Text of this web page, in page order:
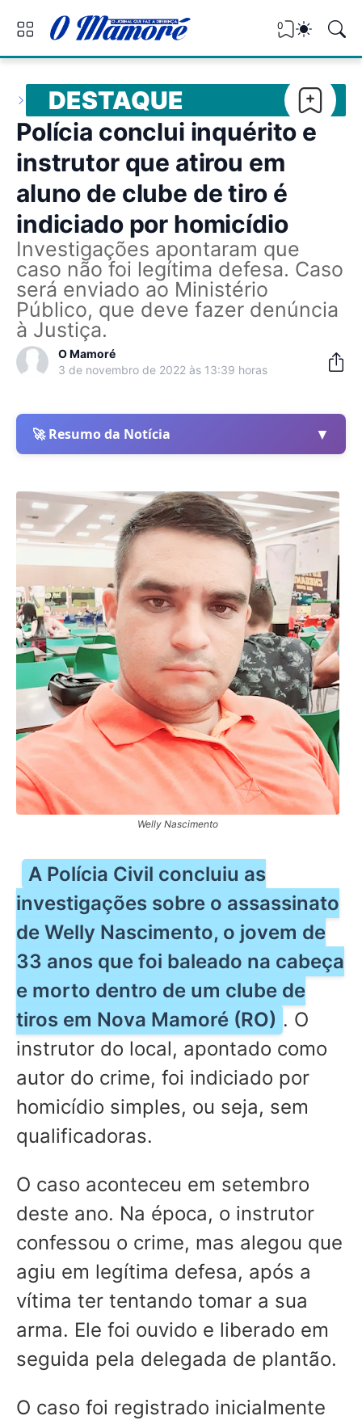
0
DESTAQUE
Polícia conclui inquérito e
instrutor que atirou em
aluno de clube de tiro é
indiciado por homicídio
Investigações apontaram que
caso não foi legítima defesa. Caso
será enviado ao Ministério
Público, que deve fazer denúncia
à Justiça.
O Mamoré
3 de novembro de 2022 às 13:39 horas
🚀 Resumo da Notícia ▼
Welly Nascimento
A Polícia Civil concluiu as
investigações sobre o assassinato
de Welly Nascimento, o jovem de
33 anos que foi baleado na cabeça
e morto dentro de um clube de
tiros em Nova Mamoré (RO) . O
instrutor do local, apontado como
autor do crime, foi indiciado por
homicídio simples, ou seja, sem
qualificadoras.
O caso aconteceu em setembro
deste ano. Na época, o instrutor
confessou o crime, mas alegou que
agiu em legítima defesa, após a
vítima ter tentando tomar a sua
arma. Ele foi ouvido e liberado em
seguida pela delegada de plantão.
O caso foi registrado inicialmente